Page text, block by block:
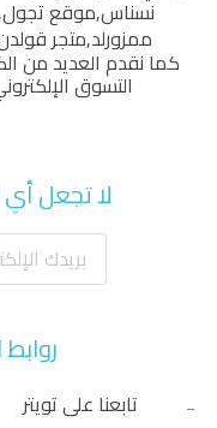
نسناس,موقع تجول
ممزورلد,متجر
كما نقدم العديد من
التسوق
لا تجعل
تابعنا على تويتر